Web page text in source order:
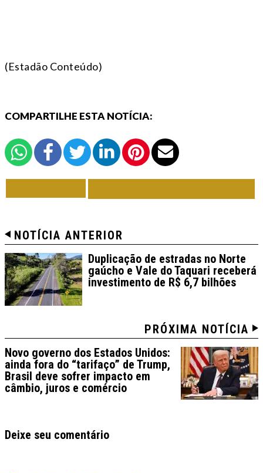
(Estadão Conteúdo)
COMPARTILHE ESTA NOTÍCIA:
NOTÍCIA ANTERIOR
Duplicação de estradas no Norte
gaúcho e Vale do Taquari receberá
investimento de R$ 6,7 bilhões
PRÓXIMA NOTÍCIA
Novo governo dos Estados Unidos:
ainda fora do “tarifaço” de Trump,
Brasil deve sofrer impacto em
câmbio, juros e comércio
Deixe seu comentário